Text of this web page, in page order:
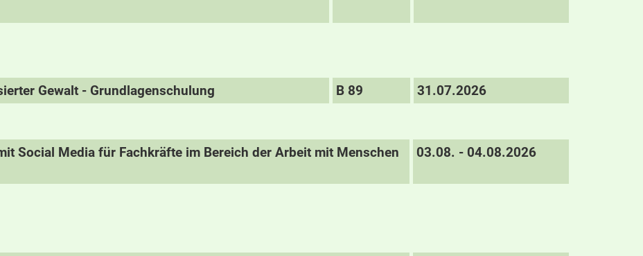
Gewalt - Grundlagenschulung B 89
31.07.2026
Social Media für Fachkräfte im Bereich der Arbeit mit Menschen
03.08. - 04.08.2026